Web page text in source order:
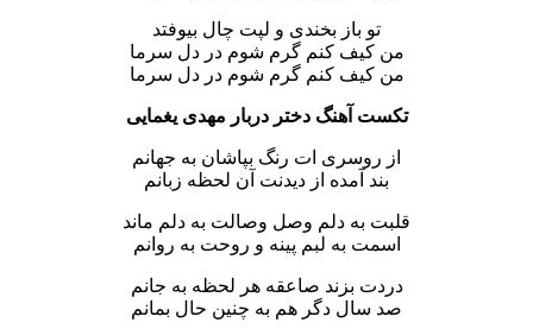
تو باز بخندی و لپت چال بیوفتد
من کیف کنم گرم شوم در دل سرما
من کیف کنم گرم شوم در دل سرما
تکست آهنگ دختر دربار مهدی یغمایی
از روسری ات رنگ بپاشان به جهانم
بند آمده از دیدنت آن لحظه زبانم
قلبت به دلم وصل وصالت به دلم ماند
اسمت به لبم پینه و روحت به روانم
دردت بزند صاعقه هر لحظه به جانم
صد سال دگر هم به چنین حال بمانم